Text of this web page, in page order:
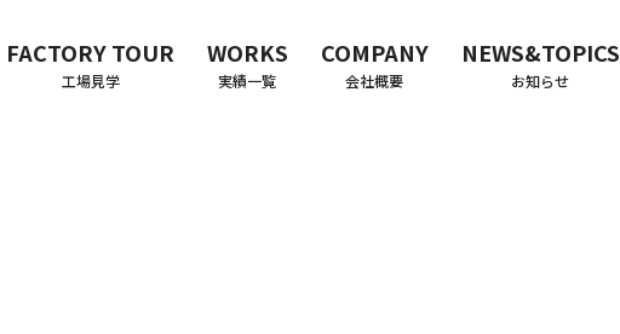
FACTORY TOUR
工場見学
WORKS
実績一覧
COMPANY
会社概要
NEWS&TOPICS
お知らせ